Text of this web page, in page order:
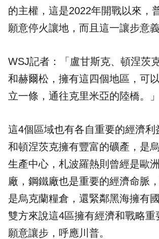
的主權，這是2022年開戰以來，
願意停火讓地，而且這一讓步意義
WSJ記者：「盧甘斯克、頓涅茨
和赫爾松，擁有這四個地區，可
立一條，通往克里米亞的陸橋。」
這4個區域也有各自重要的經濟利
和頓涅茨克擁有豐富的礦產，是
生產中心，札波羅熱則曾經是歐
廠，鋼鐵廠也是重要的經濟命脈
是烏克蘭糧倉，還緊鄰黑海擁有
雙方來說這4區擁有經濟和戰略重
願意讓步，呼應川普。